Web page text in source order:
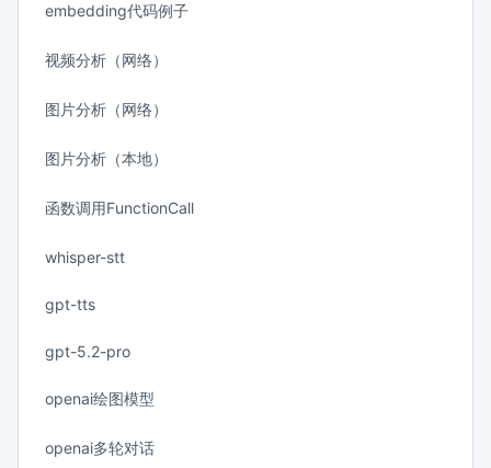
embedding代码例子
视频分析（网络）
图片分析（网络）
图片分析（本地）
函数调用FunctionCall
whisper-stt
gpt-tts
gpt-5.2-pro
openai绘图模型
openai多轮对话